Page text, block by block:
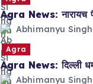
Agra News: नारायच
Abhimanyu Singh
Agra
Agra News: दिल्ली
Abhimanyu Singh